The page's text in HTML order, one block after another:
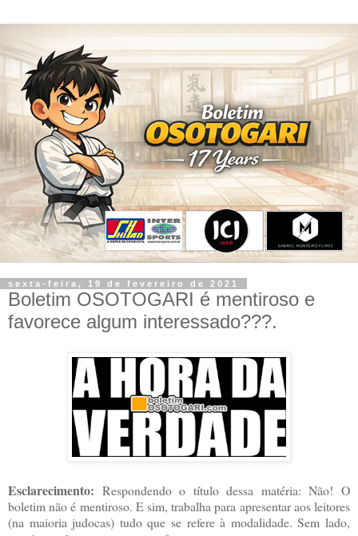
sexta-feira, 19 de fevereiro de 2021
Boletim OSOTOGARI é mentiroso e
favorece algum interessado???.
Esclarecimento: Respondendo o título dessa matéria: Não! O
boletim não é mentiroso. E sim, trabalha para apresentar aos leitores
(na maioria judocas) tudo que se refere à modalidade. Sem lado,